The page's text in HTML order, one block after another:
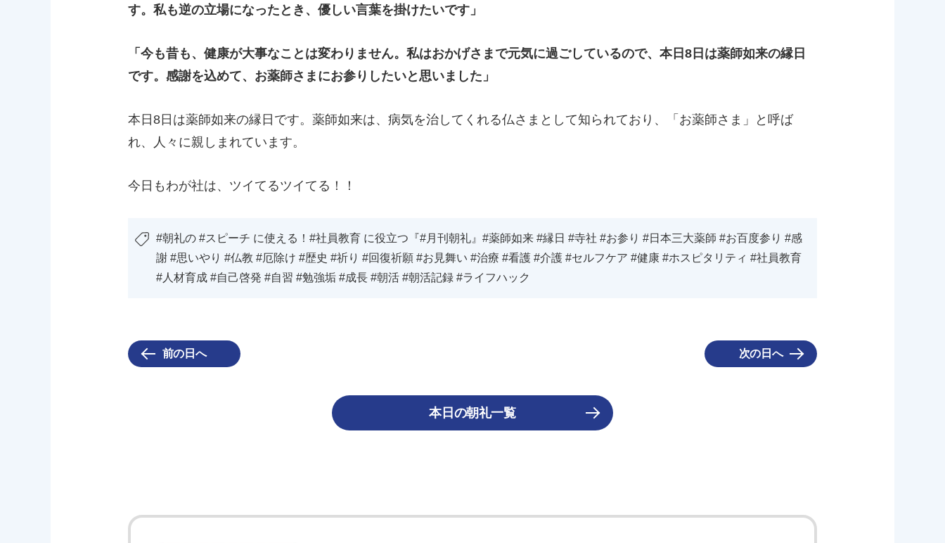
す。私も逆の立場になったとき、優しい言葉を掛けたいです」
「今も昔も、健康が大事なことは変わりません。私はおかげさまで元気に過ごしているので、本日8日は薬師如来の縁日
です。感謝を込めて、お薬師さまにお参りしたいと思いました」
本日8日は薬師如来の縁日です。薬師如来は、病気を治してくれる仏さまとして知られており、「お薬師さま」と呼ば
れ、人々に親しまれています。
今日もわが社は、ツイてるツイてる！！
#朝礼の #スピーチ に使える！#社員教育 に役立つ『#月刊朝礼』#薬師如来 #縁日 #寺社 #お参り #日本三大薬師 #お百度参り #感
謝 #思いやり #仏教 #厄除け #歴史 #祈り #回復祈願 #お見舞い #治療 #看護 #介護 #セルフケア #健康 #ホスピタリティ #社員教育
#人材育成 #自己啓発 #自習 #勉強垢 #成長 #朝活 #朝活記録 #ライフハック
前の日へ 次の日へ
本日の朝礼一覧